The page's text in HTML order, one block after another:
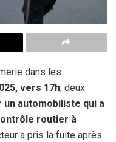
dans les
vers 17h, deux
automobiliste qui a
routier à
a pris la fuite après